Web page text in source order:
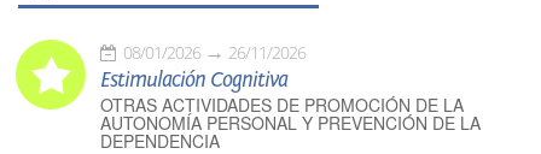
08/01/2026 26/11/2026
Estimulación Cognitiva
OTRAS ACTIVIDADES DE PROMOCIÓN DE LA
AUTONOMÍA PERSONAL Y PREVENCIÓN DE LA
DEPENDENCIA